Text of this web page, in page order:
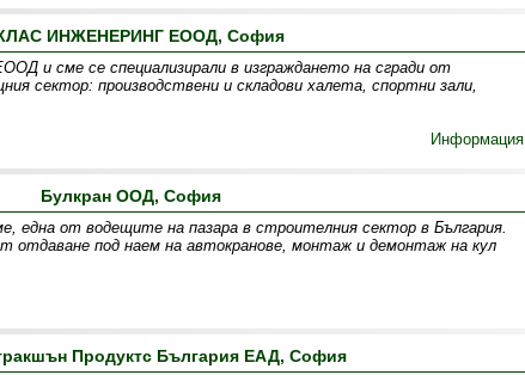
ИНЖЕНЕРИНГ ЕООД, София
и сме се специализирали в изграждането на сгради от
сектор: производствени и складови халета, спортни зали,
Информация
Булкран ООД, София
една от водещите на пазара в строителния сектор в България.
отдаване под наем на автокранове, монтаж и демонтаж на кул
Продуктс България ЕАД, София